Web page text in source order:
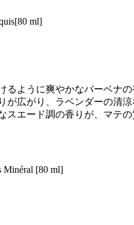
ml]
ように爽やかなバーベナ
広がり、ラベンダーの清
エード調の香りが、マテ
Minéral [80 ml]